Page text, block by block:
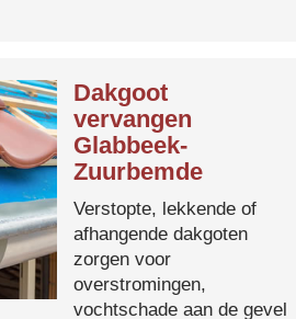
Dakgoot
vervangen
Glabbeek-
Zuurbemde
Verstopte, lekkende of
afhangende dakgoten
zorgen voor
overstromingen,
vochtschade aan de gevel